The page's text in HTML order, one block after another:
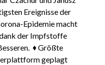
Ereignisse der
Epidemie macht
der Impfstoffe
♦ Größte
geplagt